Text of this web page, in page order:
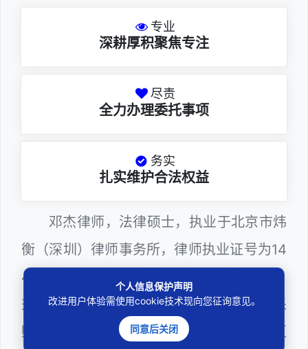
专业
深耕厚积聚焦专注
尽责
全力办理委托事项
务实
扎实维护合法权益
邓杰律师，法律硕士，执业于北京市炜
衡（深圳）律师事务所，律师执业证号为14
403201810022100。邓杰律师现（或曾）
兼任深圳市人民政府听证员、深圳市政府采
购评审专家（法律类），曾担任深圳市某区
个人信息保护声明
改进用户体验需使用cookie技术现向您征询意见。
同意后关闭